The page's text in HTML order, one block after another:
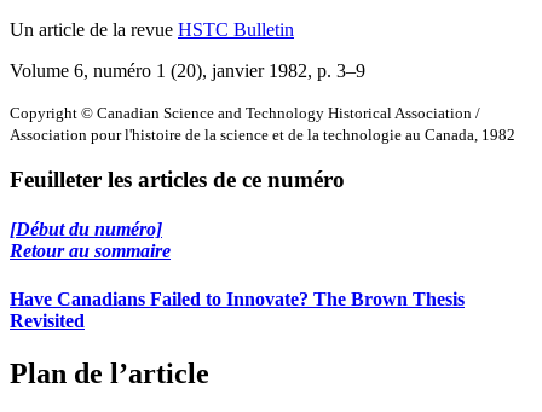
Un article de la revue HSTC Bulletin
Volume 6, numéro 1 (20), janvier 1982, p. 3–9
Copyright © Canadian Science and Technology Historical Association /
Association pour l'histoire de la science et de la technologie au Canada, 1982
Feuilleter les articles de ce numéro
[Début du numéro]
Retour au sommaire
Have Canadians Failed to Innovate? The Brown Thesis
Revisited
Plan de l’article